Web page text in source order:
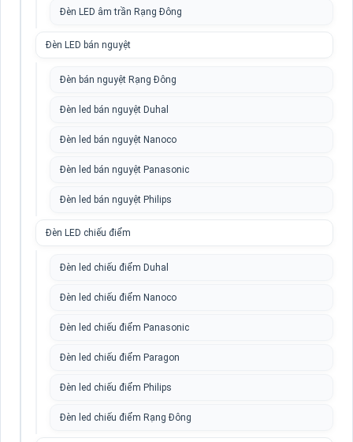
Đèn LED âm trần Rạng Đông
Đèn LED bán nguyệt
Đèn bán nguyệt Rạng Đông
Đèn led bán nguyệt Duhal
Đèn led bán nguyệt Nanoco
Đèn led bán nguyệt Panasonic
Đèn led bán nguyệt Philips
Đèn LED chiếu điểm
Đèn led chiếu điểm Duhal
Đèn led chiếu điểm Nanoco
Đèn led chiếu điểm Panasonic
Đèn led chiếu điểm Paragon
Đèn led chiếu điểm Philips
Đèn led chiếu điểm Rạng Đông